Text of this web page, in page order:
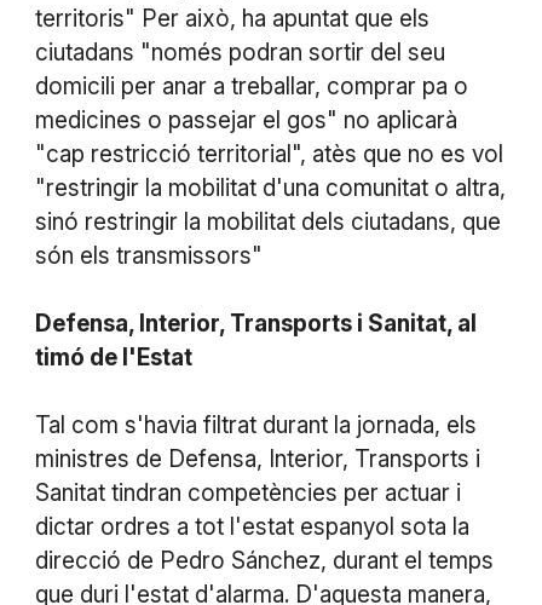
territoris" Per això, ha apuntat que els
ciutadans "només podran sortir del seu
domicili per anar a treballar, comprar pa o
medicines o passejar el gos" no aplicarà
"cap restricció territorial", atès que no es vol
"restringir la mobilitat d'una comunitat o altra,
sinó restringir la mobilitat dels ciutadans, que
són els transmissors"
Defensa, Interior, Transports i Sanitat, al
timó de l'Estat
Tal com s'havia filtrat durant la jornada, els
ministres de Defensa, Interior, Transports i
Sanitat tindran competències per actuar i
dictar ordres a tot l'estat espanyol sota la
direcció de Pedro Sánchez, durant el temps
que duri l'estat d'alarma. D'aquesta manera,